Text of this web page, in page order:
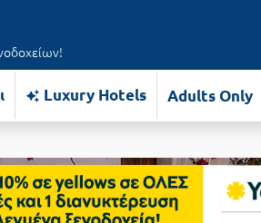
Luxury Hotels Adults Only